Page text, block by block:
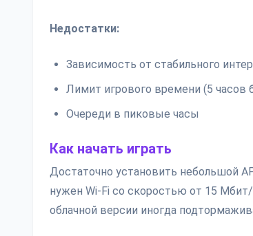
Недостатки:
Зависимость от стабильного
Лимит игрового времени (5 часов
Очереди в пиковые часы
Как начать играть
Достаточно установить небольшой
нужен Wi-Fi со скоростью от 15 Мбит/
облачной версии иногда